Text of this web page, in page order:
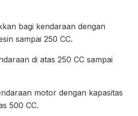
bagi kendaraan dengan
sampai 250 CC.
di atas 250 CC sampai
motor dengan kapasitas
500 CC.